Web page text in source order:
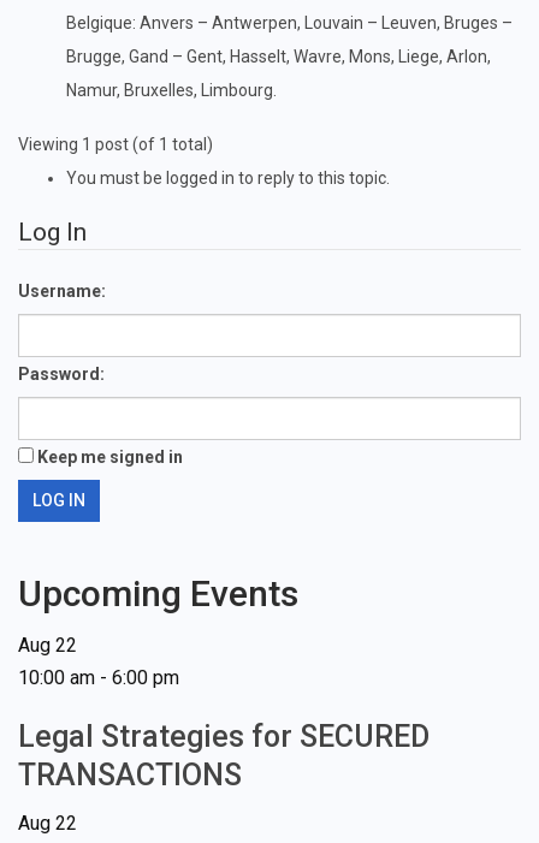
Belgique: Anvers – Antwerpen, Louvain – Leuven, Bruges –
Brugge, Gand – Gent, Hasselt, Wavre, Mons, Liege, Arlon,
Namur, Bruxelles, Limbourg.
Viewing 1 post (of 1 total)
You must be logged in to reply to this topic.
Log In
Username:
Password:
Keep me signed in
LOG IN
Upcoming Events
Aug 22
10:00 am - 6:00 pm
Legal Strategies for SECURED
TRANSACTIONS
Aug 22